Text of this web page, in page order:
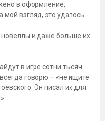
в оформление,
мой взгляд, это удалось.
новеллы и даже больше их
в игре сотни тысяч
говорю – «не ищите
Он писал их для